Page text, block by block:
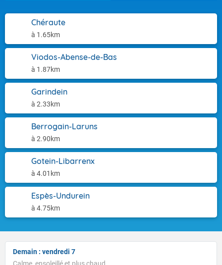
Chéraute
à 1.65km
Viodos-Abense-de-Bas
à 1.87km
Garindein
à 2.33km
Berrogain-Laruns
à 2.90km
Gotein-Libarrenx
à 4.01km
Espès-Undurein
à 4.75km
Demain : vendredi 7